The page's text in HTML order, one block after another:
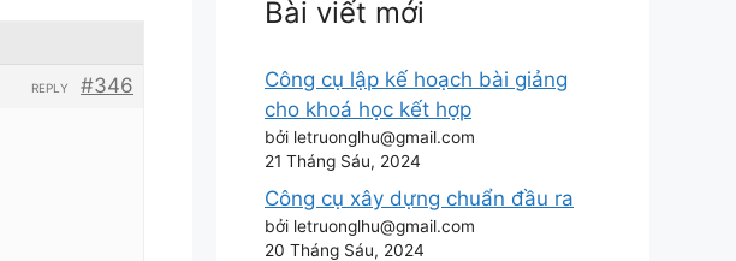
#346
REPLY
Bài viết mới
Công cụ lập kế hoạch bài giảng
cho khoá học kết hợp
bởi letruonglhu@gmail.com
21 Tháng Sáu, 2024
Công cụ xây dựng chuẩn đầu ra
bởi letruonglhu@gmail.com
20 Tháng Sáu, 2024